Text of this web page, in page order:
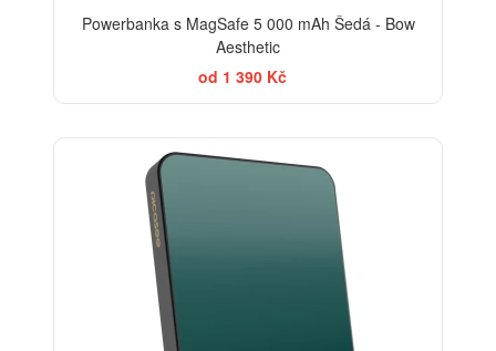
Powerbanka s MagSafe 5 000 mAh Šedá - Bow
Aesthetic
od 1 390 Kč